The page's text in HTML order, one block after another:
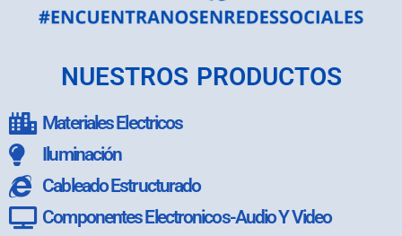
NUESTROS PRODUCTOS
Materiales Electricos
Iluminación
Cableado Estructurado
Componentes Electronicos-Audio Y Video